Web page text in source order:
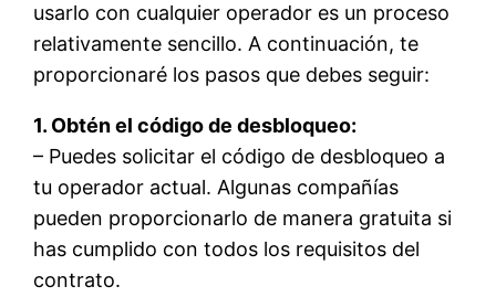
usarlo con cualquier operador es un proceso
relativamente sencillo. A continuación, te
proporcionaré los pasos que debes seguir:
1. Obtén el código de desbloqueo:
– Puedes solicitar el código de desbloqueo a
tu operador actual. Algunas compañías
pueden proporcionarlo de manera gratuita si
has cumplido con todos los requisitos del
contrato.